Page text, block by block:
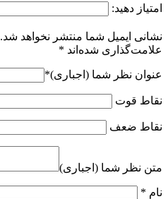
امتیاز دهید:
نشانی ایمیل شما منتشر نخواهد شد.
علامت‌گذاری شده‌اند *
عنوان نظر شما (اجباری)*
نقاط قوت
نقاط ضعف
متن نظر شما (اجباری)
نام *